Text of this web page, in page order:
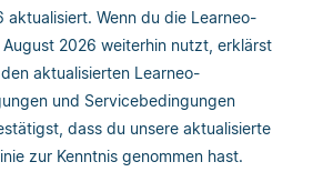
aktualisiert. Wenn du die Learneo-
August 2026 weiterhin nutzt, erklärst
aktualisierten Learneo-
und Servicebedingungen
dass du unsere aktualisierte
zur Kenntnis genommen hast.
or share my personal info